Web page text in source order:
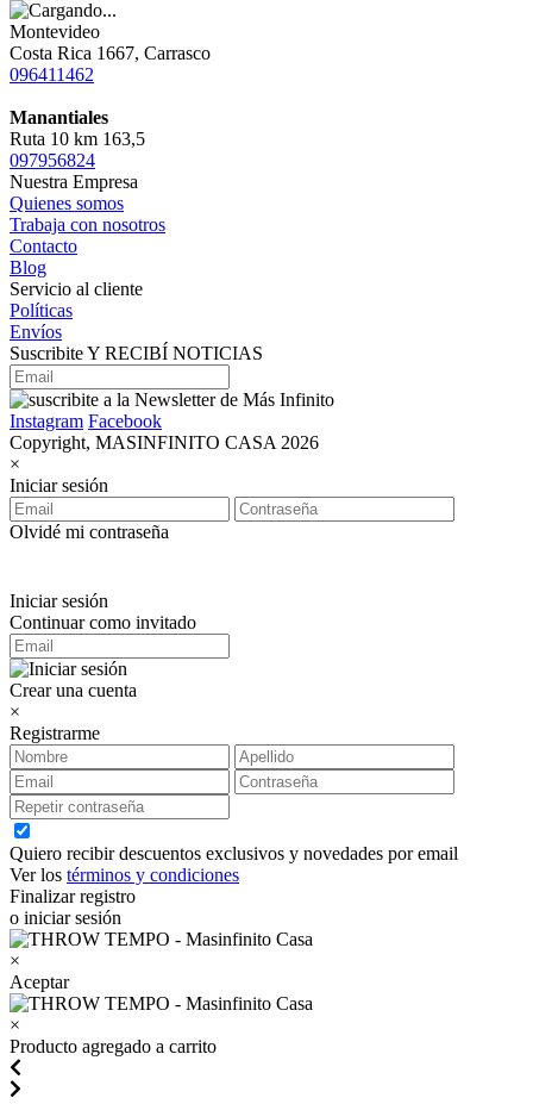
Montevideo
Costa Rica 1667, Carrasco
096411462
Manantiales
Ruta 10 km 163,5
097956824
Nuestra Empresa
Quienes somos
Trabaja con nosotros
Contacto
Blog
Servicio al cliente
Políticas
Envíos
Suscribite Y RECIBÍ NOTICIAS
Instagram Facebook
Copyright, MASINFINITO CASA 2026
×
Iniciar sesión
Olvidé mi contraseña
Iniciar sesión
Continuar como invitado
Crear una cuenta
×
Registrarme
Quiero recibir descuentos exclusivos y novedades por email
Ver los términos y condiciones
Finalizar registro
o iniciar sesión
×
Aceptar
×
Producto agregado a carrito